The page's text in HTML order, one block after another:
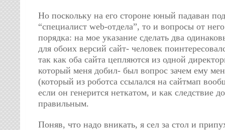
Но поскольку на его стороне юный падаван
“специалист web-отдела”, то и вопросы от
порядка: на мое указание сделать два
для обоих версий сайт- человек
так как оба сайта цепляются из одной
который меня добил- был вопрос зачем ему
(который из роботса ссылался на сайтмап
если он генерится неткатом, и как следствие
правильным.
Поняв, что надо вникать, я сел за стол и